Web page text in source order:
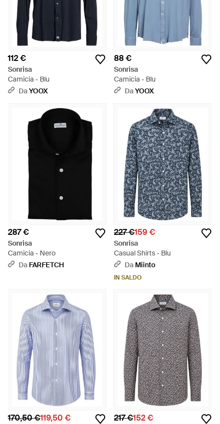
112 €
Sonrisa
Camicia - Blu
DaYOOX
88 €
Sonrisa
Camicia - Blu
DaYOOX
287 €
Sonrisa
Camicia - Nero
Da FARFETCH
227 €159 €
Sonrisa
Casual Shirts - Blu
Da Miinto
IN SALDO
170,50 €119,50 € 217 €152 €